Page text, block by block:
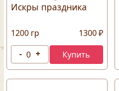
Искры праздника
1200 гр 1300 ₽